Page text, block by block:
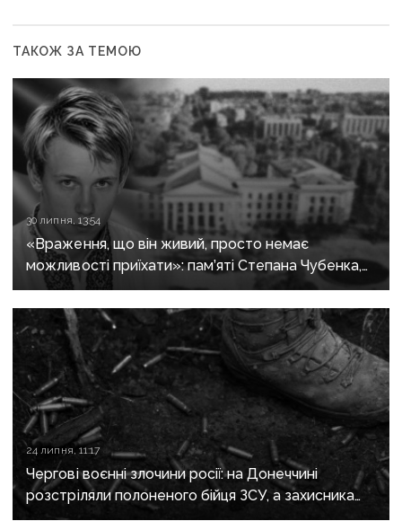
ТАКОЖ ЗА ТЕМОЮ
30 липня, 13:54
«Враження, що він живий, просто немає
можливості приїхати»: пам’яті Степана Чубенка,
якого закатували бойовики за любов до України
24 липня, 11:17
Чергові воєнні злочини росії: на Донеччині
розстріляли полоненого бійця ЗСУ, а захисника
Маріуполя відправили до колонії на 21 рік